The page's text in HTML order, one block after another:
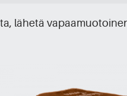
lähetä